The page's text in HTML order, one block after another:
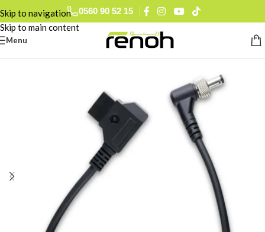
Skip to navigation
Skip to main content
0560 90 52 15
Menu